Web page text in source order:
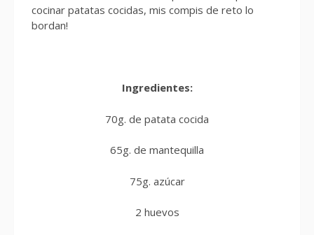
cocinar patatas cocidas, mis compis de reto lo
bordan!
Ingredientes:
70g. de patata cocida
65g. de mantequilla
75g. azúcar
2 huevos